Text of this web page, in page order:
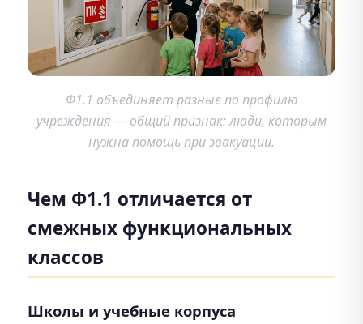
Ф1.1 объединяет разные по профилю
учреждения — общий признак: люди, которым
нужна помощь при эвакуации.
Чем Ф1.1 отличается от
смежных функциональных
классов
Школы и учебные корпуса